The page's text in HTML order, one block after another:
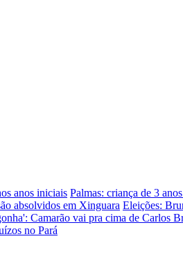
anos iniciais Palmas: criança de 3
absolvidos em Xinguara Eleições:
Camarão vai pra cima de Carlos
no Pará